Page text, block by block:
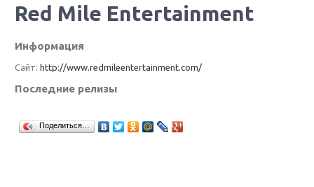
Red Mile Entertainment
Информация
Сайт: http://www.redmileentertainment.com/
Последние релизы
Поделиться…